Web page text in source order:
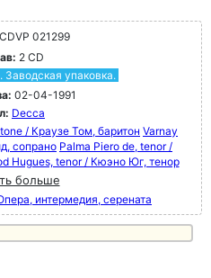
CDVP 021299
2 CD
Заводская упаковка.
02-04-1991
Decca
/ Краузе Том, баритон Varnay
сопрано Palma Piero de, tenor /
Hugues, tenor / Кюэно Юг, тенор
больше
интермедия, серената